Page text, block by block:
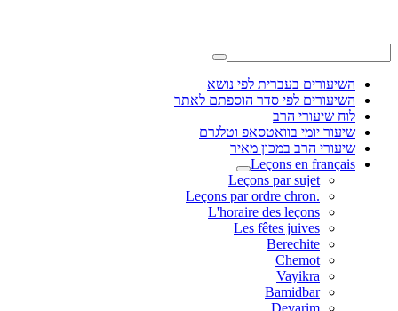
השיעורים בעברית לפי נושא
השיעורים לפי סדר הוספתם לאתר
לוח שיעורי הרב
שיעור יומי בוואטסאפ וטלגרם
שיעורי הרב במכון מאיר
Leçons en français
Leçons par sujet
.Leçons par ordre chron
L'horaire des leçons
Les fêtes juives
Berechite
Chemot
Vayikra
Bamidbar